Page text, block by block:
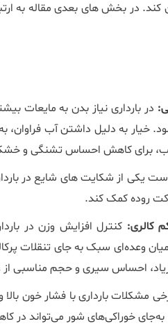
کند. در بخش ‌های بعدی مقاله به
در بارداری نیاز بدن به مایعات
به دلیل داشتن آب فراوان،
آب، برای کاهش احساس تشنگی و
یکی از شکایت‌ های شایع در
روده کمک کند.
کالری: کنترل افزایش وزن در
وعده‌ای سبک به جای تنقلات
احساس سیری و حجم مناسبی از
مشکلات بارداری با فشار خون بالا
خوراکی‌های شور می‌تواند در